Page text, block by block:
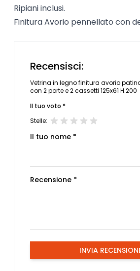
Ripiani inclusi.
Finitura Avorio pennellato con
Recensisci:
Vetrina in legno finitura avorio
con 2 porte e 2 cassetti 125x61 H.200
Il tuo voto *
Stelle:
Il tuo nome *
Recensione *
INVIA